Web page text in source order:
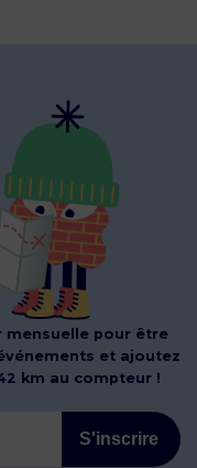
pour être
et ajoutez
km au compteur !
S'inscrire